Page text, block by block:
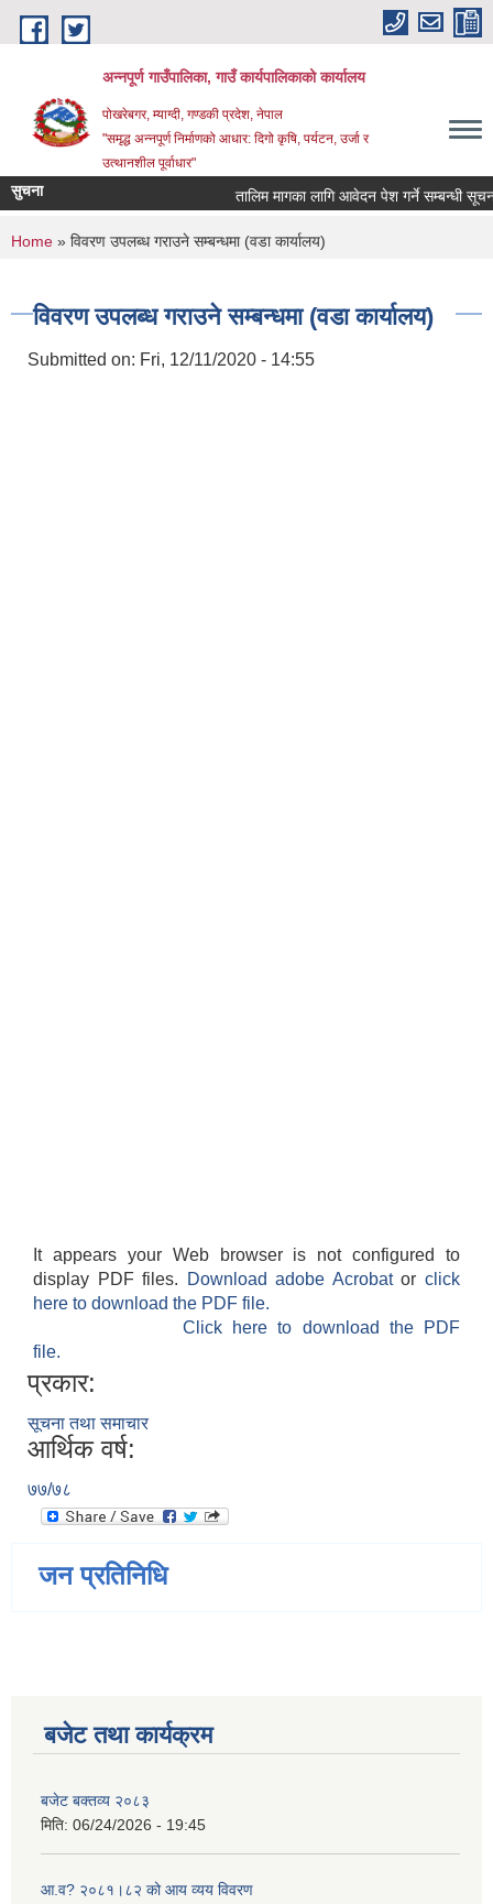
Skip to main content
अन्‍नपूर्ण गाउँपालिका, गाउँ कार्यपालिकाको कार्यालय
पोखरेबगर, म्याग्दी, गण्डकी प्रदेश, नेपाल
"समृद्ध अन्‍नपूर्ण निर्माणको आधार: दिगो कृषि, पर्यटन, उर्जा र
उत्थानशील पूर्वाधार"
सुचना तालिम मागका लागि आवेदन पेश गर्ने सम्बन्धी सूचना ।।
You are here
Home » विवरण उपलब्ध गराउने सम्बन्धमा (वडा कार्यालय)
विवरण उपलब्ध गराउने सम्बन्धमा (वडा कार्यालय)
Submitted on: Fri, 12/11/2020 - 14:55
It appears your Web browser is not configured to
display PDF files.
Download adobe Acrobatorclick
here to download the PDF file.
Click here to download the PDF
file.
प्रकार:
सूचना तथा समाचार
आर्थिक वर्ष:
७७/७८
जन प्रतिनिधि
बजेट तथा कार्यक्रम
बजेट बक्तव्य २०८३
मिति: 06/24/2026 - 19:45
आ.व? २०८१।८२ को आय व्यय विवरण